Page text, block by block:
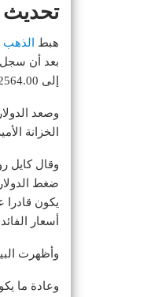
تحديث
هبط الذهب
إلى 2564.00 دولارا.
وصعد
الخزانة
وقال كايل
ضغط
يكون قادرا
أسعار
وأظهرت
وعادة ما